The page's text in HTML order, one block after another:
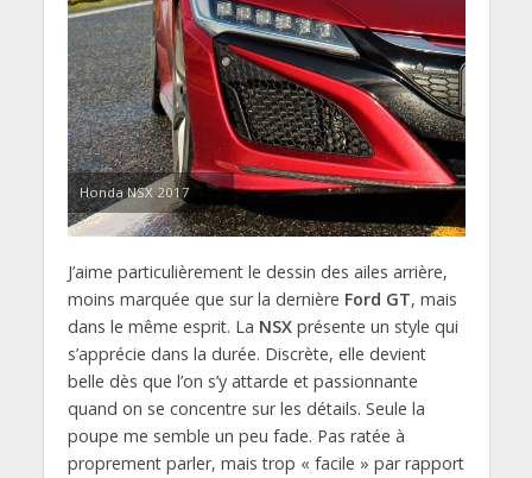
Honda NSX 2017
J’aime particulièrement le dessin des ailes arrière,
moins marquée que sur la dernière Ford GT, mais
dans le même esprit. La NSXprésente un style qui
s’apprécie dans la durée. Discrète, elle devient
belle dès que l’on s’y attarde et passionnante
quand on se concentre sur les détails. Seule la
poupe me semble un peu fade. Pas ratée à
proprement parler, mais trop « facile » par rapport